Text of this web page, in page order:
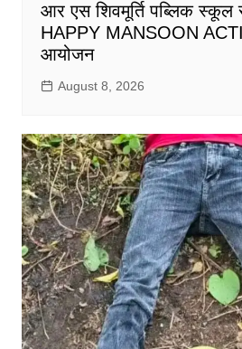
आर एस शिवमूर्ति पब्लिक स्कूल
HAPPY MANSOON
आयोजन
August 8, 2026